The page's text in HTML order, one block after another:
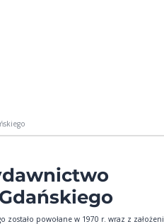
zostało powołane w 1970 r. wraz z